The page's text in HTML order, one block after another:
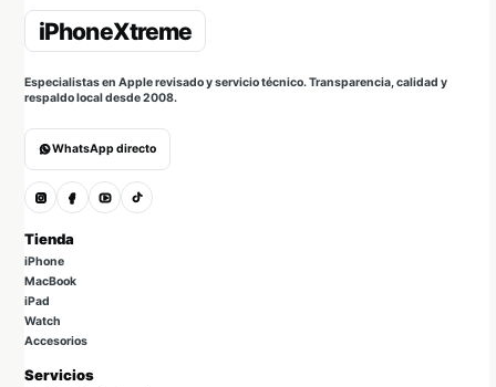
Especialistas en Apple revisado y servicio técnico. Transparencia, calidad y
respaldo local desde 2008.
WhatsApp directo
Tienda
iPhone
MacBook
iPad
Watch
Accesorios
Servicios